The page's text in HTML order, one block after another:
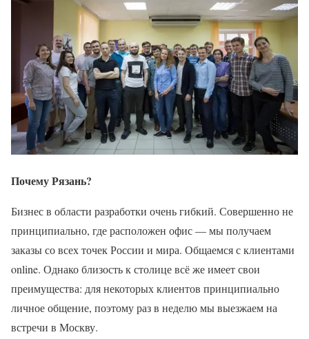
Почему Рязань?
Бизнес в области разработки очень гибкий. Совершенно не
принципиально, где расположен офис — мы получаем
заказы со всех точек России и мира. Общаемся с клиентами
online. Однако близость к столице всё же имеет свои
преимущества: для некоторых клиентов принципиально
личное общение, поэтому раз в неделю мы выезжаем на
встречи в Москву.